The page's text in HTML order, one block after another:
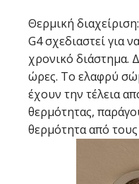
Θερμική
G4 σχεδιαστεί για
χρονικό διάστημα.
ώρες. Το ελαφρύ
έχουν την τέλεια
θερμότητας,
θερμότητα από